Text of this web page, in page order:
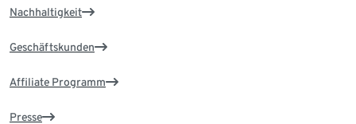
Nachhaltigkeit
Geschäftskunden
Affiliate Programm
Presse